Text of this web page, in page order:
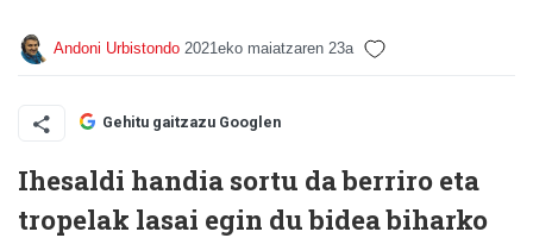
Andoni Urbistondo 2021eko maiatzaren 23a
Gehitu gaitzazu Googlen
Ihesaldi handia sortu da berriro eta
tropelak lasai egin du bidea biharko